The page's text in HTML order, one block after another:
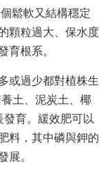
鬆軟又結構穩定
顆粒過大、保水度
育根系。
或過少都對植株生
土、泥炭土、椰
育。緩效肥可以
料，其中磷與鉀的
展。